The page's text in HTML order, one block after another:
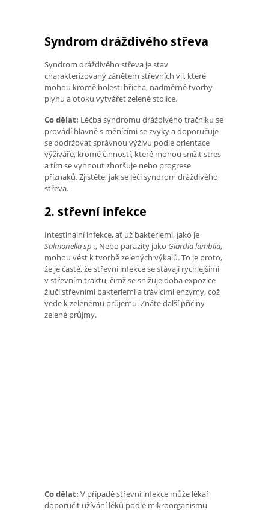
Syndrom dráždivého střeva
Syndrom dráždivého střeva je stav
charakterizovaný zánětem střevních vil, které
mohou kromě bolesti břicha, nadměrné tvorby
plynu a otoku vytvářet zelené stolice.
Co dělat: Léčba syndromu dráždivého tračníku se
provádí hlavně s měnícími se zvyky a doporučuje
se dodržovat správnou výživu podle orientace
výživáře, kromě činností, které mohou snížit stres
a tím se vyhnout zhoršuje nebo progrese
příznaků. Zjistěte, jak se léčí syndrom dráždivého
střeva.
2. střevní infekce
Intestinální infekce, ať už bakteriemi, jako je
Salmonella sp ., Nebo parazity jako Giardia lamblia,
mohou vést k tvorbě zelených výkalů. To je proto,
že je časté, že střevní infekce se stávají rychlejšími
v střevním traktu, čímž se snižuje doba expozice
žluči střevními bakteriemi a trávicími enzymy, což
vede k zelenému průjemu. Znáte další příčiny
zelené průjmy.
Co dělat: V případě střevní infekce může lékař
doporučit užívání léků podle mikroorganismu